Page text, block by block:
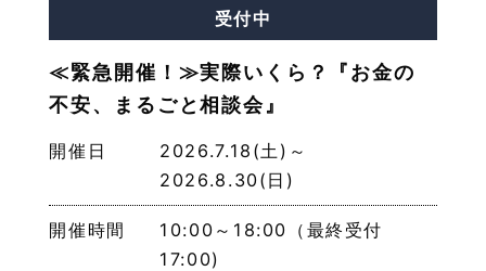
受付中
≪緊急開催！≫実際いくら？『お金の
不安、まるごと相談会』
開催日
2026.7.18(土)～
2026.8.30(日)
開催時間
10:00～18:00（最終受付
17:00)